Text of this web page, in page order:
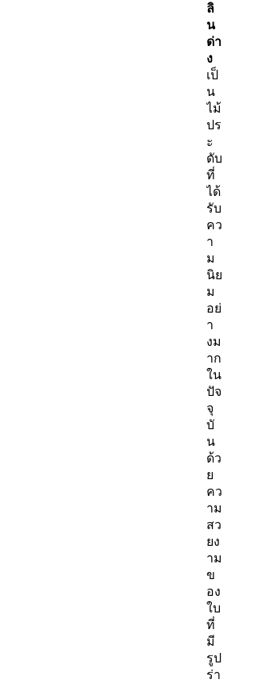
ลิ
น
ด่า
ง
เป็
น
ไม้
ปร
ะ
ดับ
ที่
ได้
รับ
คว
า
ม
นิย
ม
อย่
า
งม
าก
ใน
ปัจ
จุ
บั
น
ด้ว
ย
คว
าม
สว
ยง
าม
ข
อง
ใบ
ที่
มี
รูป
ร่า